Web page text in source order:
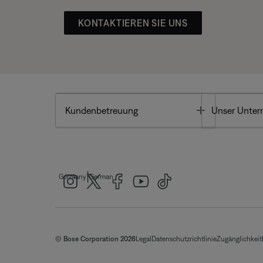
KONTAKTIEREN SIE UNS
Kundenbetreuung Toggle
Unser
Germany|German
© Bose Corporation 2026Legal DatenschutzrichtlinieZugänglichkeit